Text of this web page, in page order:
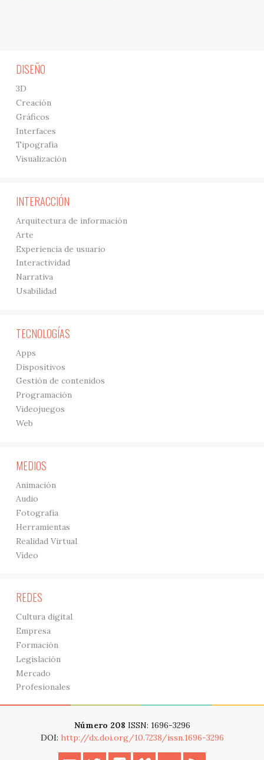
DISEÑO
3D
Creación
Gráficos
Interfaces
Tipografía
Visualización
INTERACCIÓN
Arquitectura de información
Arte
Experiencia de usuario
Interactividad
Narrativa
Usabilidad
TECNOLOGÍAS
Apps
Dispositivos
Gestión de contenidos
Programación
Videojuegos
Web
MEDIOS
Animación
Audio
Fotografía
Herramientas
Realidad Virtual
Vídeo
REDES
Cultura digital
Empresa
Formación
Legislación
Mercado
Profesionales
Número 208 ISSN: 1696-3296
DOI: http://dx.doi.org/10.7238/issn.1696-3296